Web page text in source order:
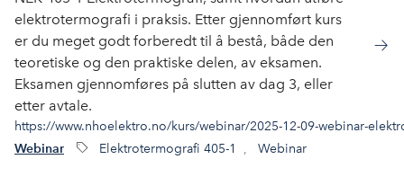
elektrotermografi i praksis. Etter gjennomført kurs
er du meget godt forberedt til å bestå, både den
teoretiske og den praktiske delen, av eksamen.
Eksamen gjennomføres på slutten av dag 3, eller
etter avtale.
https://www.nhoelektro.no/kurs/webinar/2025-12-09-webinar-
Webinar Elektrotermografi 405-1 , Webinar